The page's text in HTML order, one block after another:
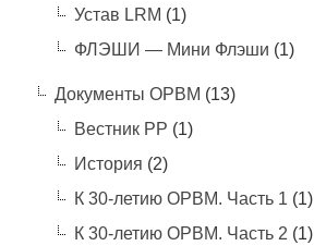
Устав LRM (1)
ФЛЭШИ — Мини Флэши (1)
Документы ОРВМ (13)
Вестник РР (1)
История (2)
К 30-летию ОРВМ. Часть 1 (1)
К 30-летию ОРВМ. Часть 2 (1)